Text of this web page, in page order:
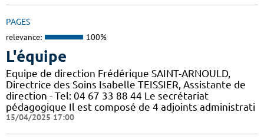
PAGES
relevance: 100%
L'équipe
Equipe de direction Frédérique SAINT-ARNOULD,
Directrice des Soins Isabelle TEISSIER, Assistante de
direction - Tel: 04 67 33 88 44 Le secrétariat
pédagogique Il est composé de 4 adjoints administrati
15/04/2025 17:00